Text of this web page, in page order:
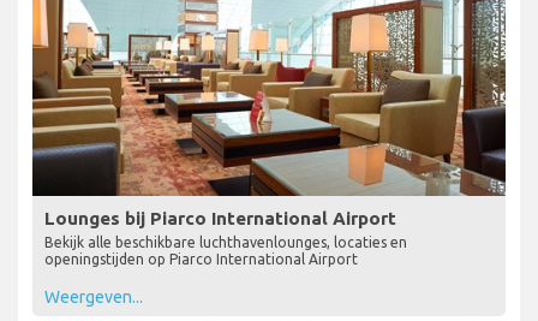
Lounges bij Piarco International Airport
Bekijk alle beschikbare luchthavenlounges, locaties en
openingstijden op Piarco International Airport
Weergeven...